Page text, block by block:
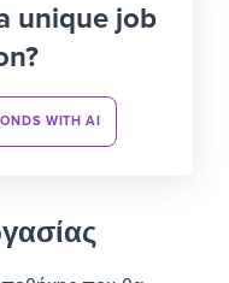
unique job
WITH AI